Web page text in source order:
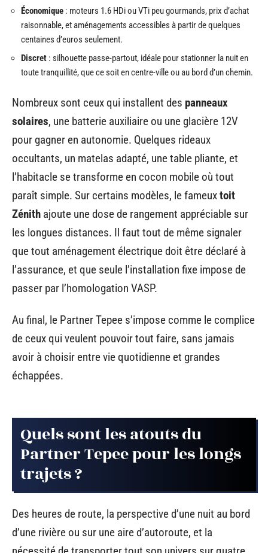
Économique : moteurs 1.6 HDi ou VTi peu gourmands, prix d’achat
raisonnable, et aménagements accessibles à partir de quelques
centaines d’euros seulement.
Discret : silhouette passe-partout, idéale pour stationner la nuit en
toute tranquillité, que ce soit en centre-ville ou au bord d’un chemin.
Nombreux sont ceux qui installent des panneaux
solaires, une batterie auxiliaire ou une glacière 12V
pour gagner en autonomie. Quelques rideaux
occultants, un matelas adapté, une table pliante, et
l’habitacle se transforme en cocon mobile où tout
paraît simple. Sur certains modèles, le fameuxtoit
Zénith ajoute une dose de rangement appréciable sur
les longues distances. Il faut tout de même signaler
que tout aménagement électrique doit être déclaré à
l’assurance, et que seule l’installation fixe impose de
passer par l’homologation VASP.
Au final, le Partner Tepee s’impose comme le complice
de ceux qui veulent pouvoir tout faire, sans jamais
avoir à choisir entre vie quotidienne et grandes
échappées.
Quels sont les atouts du
Partner Tepee pour les longs
trajets ?
Des heures de route, la perspective d’une nuit au bord
d’une rivière ou sur une aire d’autoroute, et la